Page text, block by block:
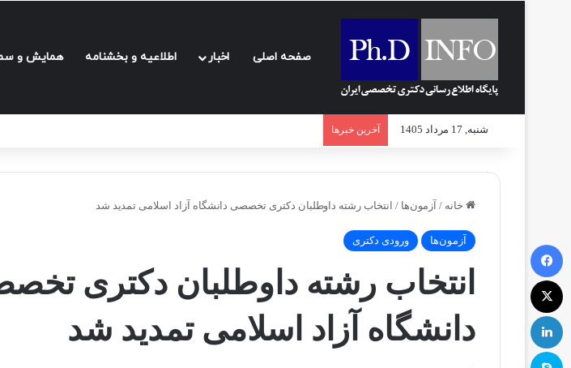
صفحه اصلی اخبار اطلاعیه و بخشنامه‌ همایش و
شنبه, 17 مرداد 1405 آخرین خبرها
خانه / آزمون‌ها / انتخاب رشته داوطلبان دکتری تخصصی دانشگاه آزاد اسلامی تمدید شد
آزمون‌ها ورودی دکتری
انتخاب رشته داوطلبان دکتری
دانشگاه آزاد اسلامی تمدید شد